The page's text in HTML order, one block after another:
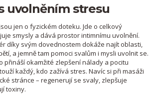
uvolněním stresu
jen o fyzickém doteku. Jde o celkový
smysly a dává prostor intimnímu uvolnění.
díky svým dovednostem dokáže najít oblasti,
a jemně tam pomoci svalům i mysli uvolnit se.
přináší okamžité zlepšení nálady a pocitu
každý, kdo zažívá stres. Navíc si při masáži
stránce – regenerují se svaly, zlepšuje
toxiny.